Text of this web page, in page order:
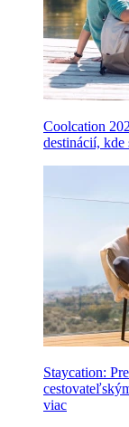
Coolcation
destinácií, kde
Staycation:
viac